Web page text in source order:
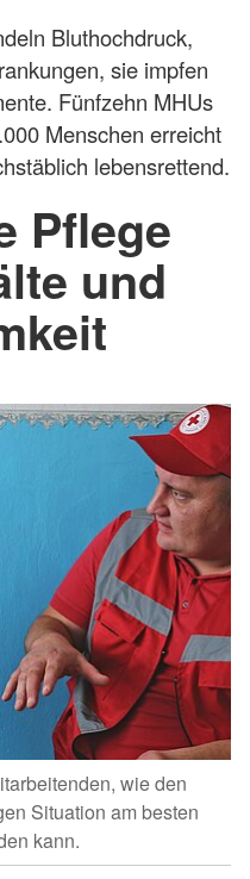
Bluthochdruck,
sie impfen
Fünfzehn MHUs
Menschen erreicht
lebensrettend.
Pflege
und
wie den
Situation am besten
kann.